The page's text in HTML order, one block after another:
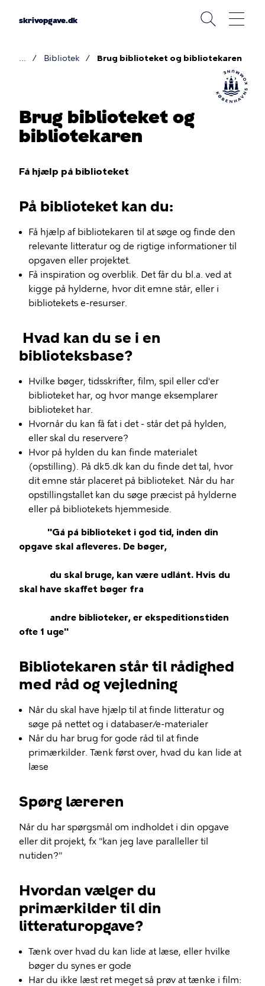
skrivopgave.dk
Bibliotek Brug biblioteket og bibliotekaren
Brug biblioteket og
bibliotekaren
Få hjælp på biblioteket
På biblioteket kan du:
Få hjælp af bibliotekaren til at søge og finde den
relevante litteratur og de rigtige informationer til
opgaven eller projektet.
Få inspiration og overblik. Det får du bl.a. ved at
kigge på hylderne, hvor dit emne står, eller i
bibliotekets e-resurser.
Hvad kan du se i en
biblioteksbase?
Hvilke bøger, tidsskrifter, film, spil eller cd'er
biblioteket har, og hvor mange eksemplarer
biblioteket har.
Hvornår du kan få fat i det - står det på hylden,
eller skal du reservere?
Hvor på hylden du kan finde materialet
(opstilling). På dk5.dk kan du finde det tal, hvor
dit emne står placeret på biblioteket. Når du har
opstillingstallet kan du søge præcist på hylderne
eller på bibliotekets hjemmeside.
"Gå på biblioteket i god tid, inden din
opgave skal afleveres. De bøger,
du skal bruge, kan være udlånt. Hvis du
skal have skaffet bøger fra
andre biblioteker, er ekspeditionstiden
ofte 1 uge"
Bibliotekaren står til rådighed
med råd og vejledning
Når du skal have hjælp til at finde litteratur og
søge på nettet og i databaser/e-materialer
Når du har brug for gode råd til at finde
primærkilder. Tænk først over, hvad du kan lide at
læse
Spørg læreren
Når du har spørgsmål om indholdet i din opgave
eller dit projekt, fx "kan jeg lave paralleller til
nutiden?"
Hvordan vælger du
primærkilder til din
litteraturopgave?
Tænk over hvad du kan lide at læse, eller hvilke
bøger du synes er gode
Har du ikke læst ret meget så prøv at tænke i film: